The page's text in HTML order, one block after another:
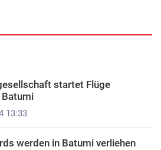
13:33
startet Flüge
werden in Batumi verliehen